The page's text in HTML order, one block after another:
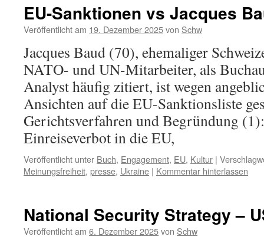
EU-Sanktionen vs Jacques
Veröffentlicht am 19. Dezember 2025von Schw
Jacques Baud (70), ehemaliger
NATO- und UN-Mitarbeiter, als
Analyst häufig zitiert, ist wegen
Ansichten auf die EU-Sanktionsliste
Gerichtsverfahren und Begründung
Einreiseverbot in die EU,
Veröffentlicht unter Buch, Engagement, EU, Kultur |
Meinungsfreiheit, presse, Ukraine | Kommentar hinterlassen
National Security Strategy –
Veröffentlicht am 6. Dezember 2025von Schw